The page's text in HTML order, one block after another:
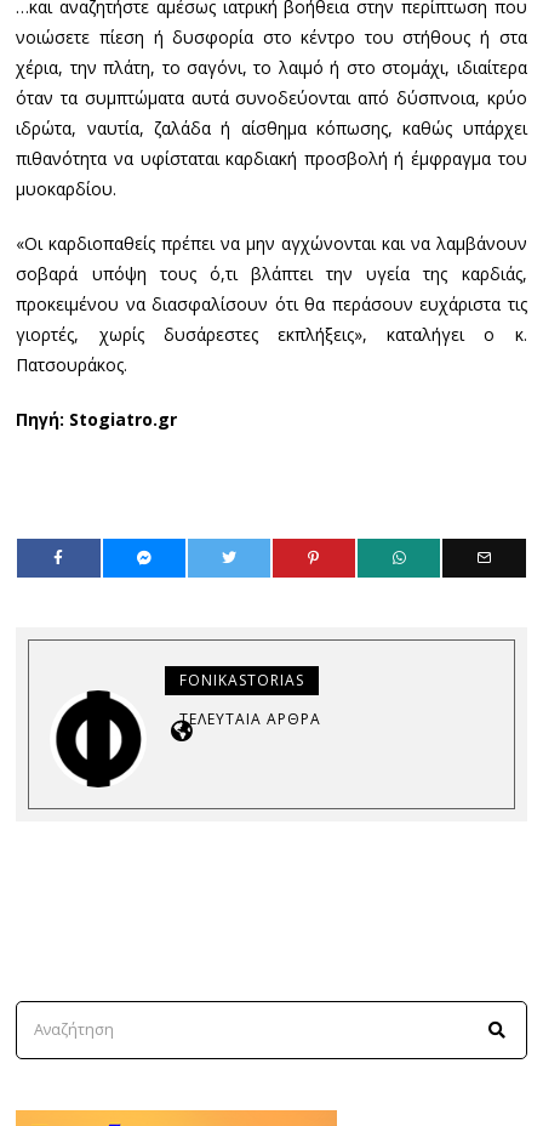
…και αναζητήστε αμέσως ιατρική βοήθεια στην περίπτωση που
νοιώσετε πίεση ή δυσφορία στο κέντρο του στήθους ή στα
χέρια, την πλάτη, το σαγόνι, το λαιμό ή στο στομάχι, ιδιαίτερα
όταν τα συμπτώματα αυτά συνοδεύονται από δύσπνοια, κρύο
ιδρώτα, ναυτία, ζαλάδα ή αίσθημα κόπωσης, καθώς υπάρχει
πιθανότητα να υφίσταται καρδιακή προσβολή ή έμφραγμα του
μυοκαρδίου.
«Οι καρδιοπαθείς πρέπει να μην αγχώνονται και να λαμβάνουν
σοβαρά υπόψη τους ό,τι βλάπτει την υγεία της καρδιάς,
προκειμένου να διασφαλίσουν ότι θα περάσουν ευχάριστα τις
γιορτές, χωρίς δυσάρεστες εκπλήξεις», καταλήγει ο κ.
Πατσουράκος.
Πηγή: Stogiatro.gr
FONIKASTORIAS
ΤΕΛΕΥΤΑΊΑ ΆΡΘΡΑ